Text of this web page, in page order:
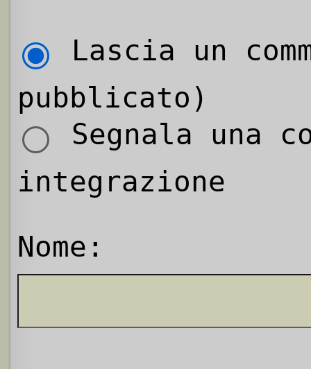
Lascia un
pubblicato)
Segnala una
integrazione
Nome: